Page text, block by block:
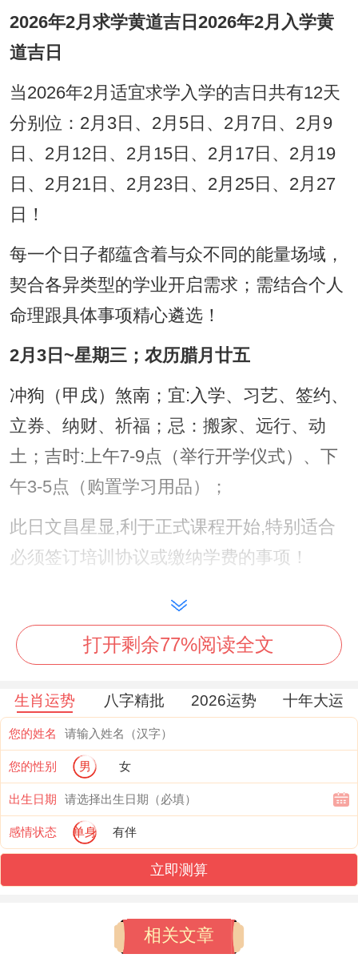
2026年2月求学黄道吉日2026年2月入学黄
道吉日
当2026年2月适宜求学入学的吉日共有12天
分别位：2月3日、2月5日、2月7日、2月9
日、2月12日、2月15日、2月17日、2月19
日、2月21日、2月23日、2月25日、2月27
日！
每一个日子都蕴含着与众不同的能量场域，
契合各异类型的学业开启需求；需结合个人
命理跟具体事项精心遴选！
2月3日~星期三；农历腊月廿五
冲狗（甲戌）煞南；宜:入学、习艺、签约、
立券、纳财、祈福；忌：搬家、远行、动
土；吉时:上午7-9点（举行开学仪式）、下
午3-5点（购置学习用品）；
此日文昌星显,利于正式课程开始,特别适合
必须签订培训协议或缴纳学费的事项！
2月5日，星期五，农历腊月廿七
冲鼠（丙子）煞北；宜:入学、安床、修造、
祭祀、求嗣；忌:开仓、出货、破土；吉时：
清晨5-7点（布置书房）、中午11-13点（提
交入学申请）；
此日气场稳定、适合安置学习环境 -尤其利
于艺术类或创造性学科的开端！
2月7日，星期日,农历腊月廿九
冲虎（戊寅）煞南；宜:入学、出行、赴任、
上午9-11点（参加开学典礼）、傍晚17-19
打开剩余77%阅读全文
生肖运势 八字精批 2026运势 十年大运
您的姓名
您的性别 男 女
出生日期
感情状态 单身 有伴
立即测算
相关文章